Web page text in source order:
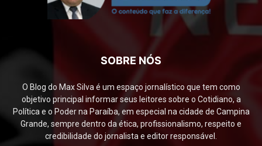
SOBRE NÓS
O Blog do Max Silva é um espaço jornalístico que tem como
objetivo principal informar seus leitores sobre o Cotidiano, a
Política e o Poder na Paraíba, em especial na cidade de Campina
Grande, sempre dentro da ética, profissionalismo, respeito e
credibilidade do jornalista e editor responsável.